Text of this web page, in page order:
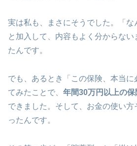
実は私も、まさにそうでした。「な
と加入して、内容もよく分からな
たんです。
でも、あるとき「この保険、本当に
てみたことで、 年間30万円以上の
できました。そして、お金の使い
ったんです。